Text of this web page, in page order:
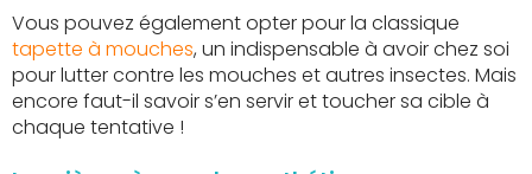
Vous pouvez également opter pour la classique
tapette à mouches, un indispensable à avoir chez soi
pour lutter contre les mouches et autres insectes. Mais
encore faut-il savoir s’en servir et toucher sa cible à
chaque tentative !